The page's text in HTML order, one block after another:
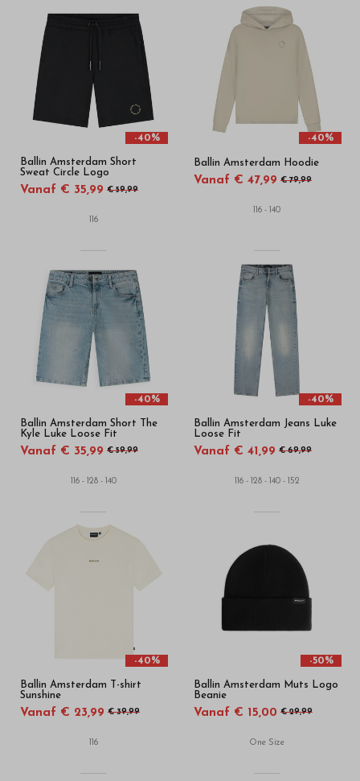
-40%
Ballin Amsterdam Short
Sweat Circle Logo
Vanaf € 35,99 € 59,99
116
-40%
Ballin Amsterdam Hoodie
Vanaf € 47,99 € 79,99
116 - 140
-40%
Ballin Amsterdam Short The
Kyle Luke Loose Fit
Vanaf € 35,99 € 59,99
116 - 128 - 140
-40%
Ballin Amsterdam Jeans Luke
Loose Fit
Vanaf € 41,99 € 69,99
116 - 128 - 140 - 152
-40%
Ballin Amsterdam T-shirt
Sunshine
Vanaf € 23,99 € 39,99
116
-50%
Ballin Amsterdam Muts Logo
Beanie
Vanaf € 15,00 € 29,99
One Size